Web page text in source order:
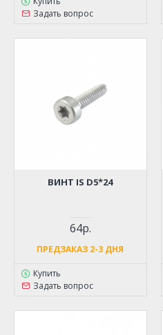
Задать вопрос
ВИНТ IS D5*24
64р.
ПРЕДЗАКАЗ 2-3 ДНЯ
Купить
Задать вопрос